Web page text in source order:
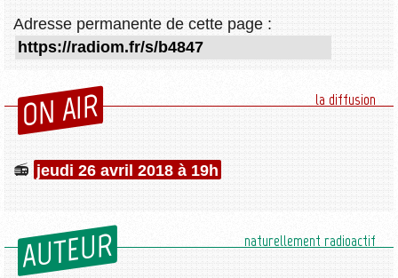
Adresse permanente de cette page :
ON AIR la diffusion
jeudi 26 avril 2018 à 19h
AUTEUR naturellement radioactif